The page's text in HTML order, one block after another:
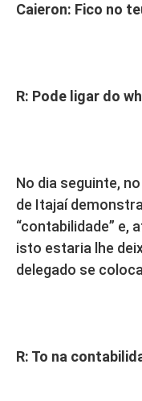
Caieron: Fico no
R: Pode ligar do
No dia seguinte,
de Itajaí
“contabilidade” e,
isto estaria lhe
delegado se
R: To na